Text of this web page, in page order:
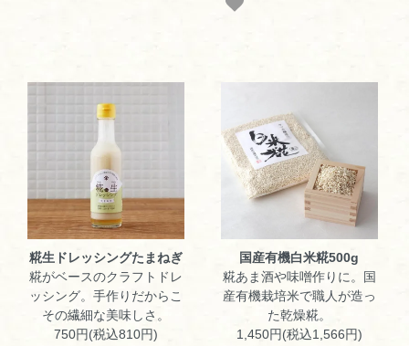
糀生ドレッシングたまねぎ
糀がベースのクラフトドレ
ッシング。手作りだからこ
その繊細な美味しさ。
750円(税込810円)
国産有機白米糀500g
糀あま酒や味噌作りに。国
産有機栽培米で職人が造っ
た乾燥糀。
1,450円(税込1,566円)